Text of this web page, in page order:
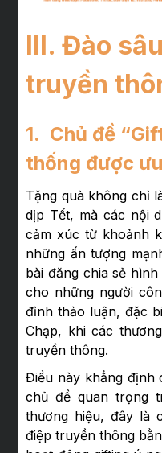
III. Đào
truyền
1. Chủ đề
thống được
Tặng quà không chỉ
dịp Tết, mà các nội
cảm xúc từ khoảnh
những ấn tượng
bài đăng chia sẻ
cho những người
đỉnh thảo luận, đặc
Chạp, khi các
truyền thông.
Điều này khẳng định
chủ đề quan trọng
thương hiệu, đây là
điệp truyền thông